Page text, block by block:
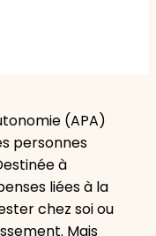
(APA)
personnes
à
liées à la
chez soi ou
Mais